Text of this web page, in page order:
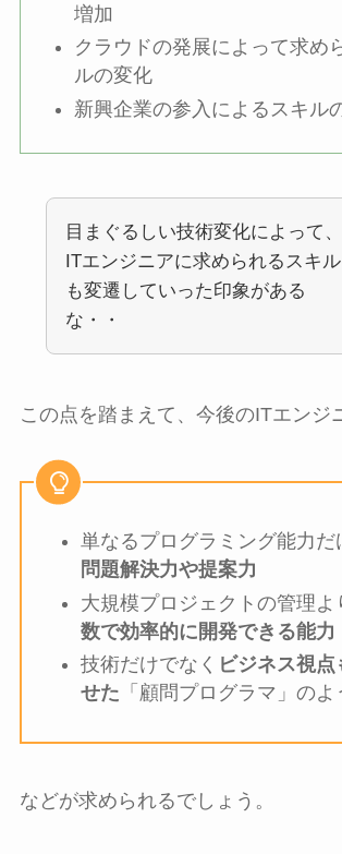
増加
クラウドの発展によって求め
ルの変化
新興企業の参入によるスキル
目まぐるしい技術変化によって、
ITエンジニアに求められるスキル
も変遷していった印象がある
な・・
この点を踏まえて、今後のITエンジ
単なるプログラミング能力だ
問題解決力や提案力
大規模プロジェクトの管理よ
数で効率的に開発できる能力
技術だけでなく ビジネス視
せた 「顧問プログラマ」の
などが求められるでしょう。